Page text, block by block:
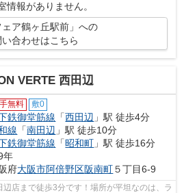
情報がありません。
ェア鶴ヶ丘駅前」への
い合わせはこちら
VERTE 西田辺
無料 敷0
鉄御堂筋線 「西田辺 」駅 徒歩4分
線 「南田辺 」駅 徒歩10分
鉄御堂筋線 「昭和町 」駅 徒歩16分
年
府大阪市阿倍野区阪南町５丁目6-9
辺店まで徒歩3分です！場所が平坦なのは、ラ